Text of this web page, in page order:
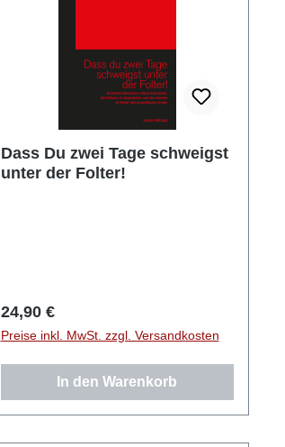
Dass Du zwei Tage schweigst
unter der Folter!
Regulärer Preis:
24,90 €
Preise inkl. MwSt. zzgl. Versandkosten
In den Warenkorb